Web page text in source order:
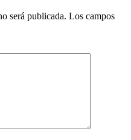
será publicada. Los campos